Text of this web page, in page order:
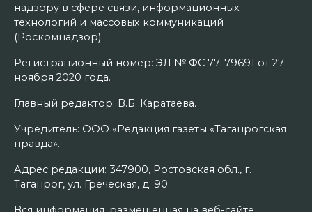
надзору в сфере связи, информационных
технологий и массовых коммуникаций
(Роскомнадзор).
Регистрационный номер: ЭЛ № ФС 77–79691 от 27
ноября 2020 года.
Главный редактор: В.Б. Каратаева.
Учредитель: ООО «Редакция газеты «Таганрогская
правда».
Адрес редакции: 347900, Ростовская обл., г.
Таганрог, ул. Греческая, д. 90.